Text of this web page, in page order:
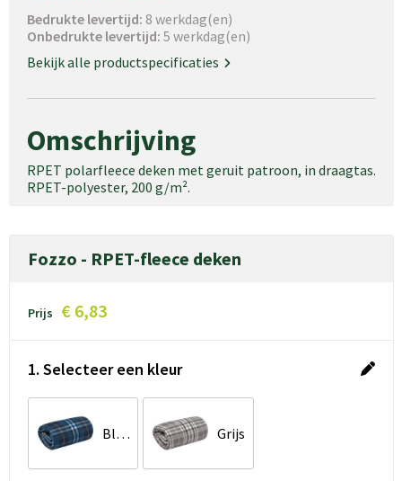
Bedrukte levertijd: 8 werkdag(en)
Onbedrukte levertijd: 5 werkdag(en)
Bekijk alle productspecificaties
Omschrijving
RPET polarfleece deken met geruit patroon, in draagtas.
RPET-polyester, 200 g/m².
Fozzo - RPET-fleece deken
Prijs € 6,83
1. Selecteer een kleur
Blauw Grijs